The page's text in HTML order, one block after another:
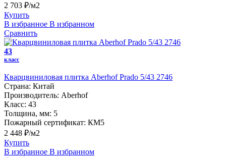
2 703 ₽/м2
Купить
В избранное В избранном
Сравнить
43
класс
Кварцвиниловая плитка Aberhof Prado 5/43 2746
Страна: Китай
Производитель: Aberhof
Класс: 43
Толщина, мм: 5
Пожарный сертификат: КМ5
2 448 ₽/м2
Купить
В избранное В избранном